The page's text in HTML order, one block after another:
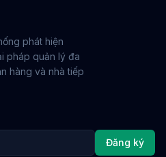
phát hiện
pháp quản lý đa
hàng và nhà tiếp
Đăng ký